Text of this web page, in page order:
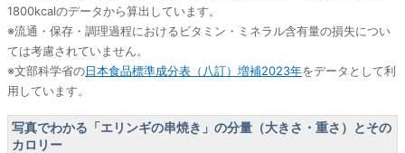
1800kcalのデータから算出しています。
※流通・保存・調理過程におけるビタミン・ミネラル含有量の損失につい
ては考慮されていません。
※文部科学省の日本食品標準成分表（八訂）増補2023年をデータとして利
用しています。
写真でわかる「エリンギの串焼き」の分量（大きさ・重さ）とその
カロリー